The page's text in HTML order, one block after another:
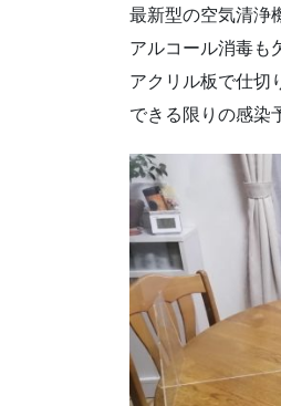
最新型の空気清浄
アルコール消毒も
アクリル板で仕切
できる限りの感染